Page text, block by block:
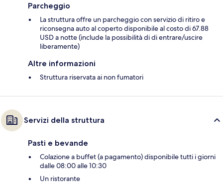
Parcheggio
La struttura offre un parcheggio con servizio di ritiro e
riconsegna auto al coperto disponibile al costo di 67.88
USD a notte (include la possibilità di di entrare/uscire
liberamente)
Altre informazioni
Struttura riservata ai non fumatori
Servizi della struttura
Pasti e bevande
Colazione a buffet (a pagamento) disponibile tutti i giorni
dalle 08:00 alle 10:30
Un ristorante